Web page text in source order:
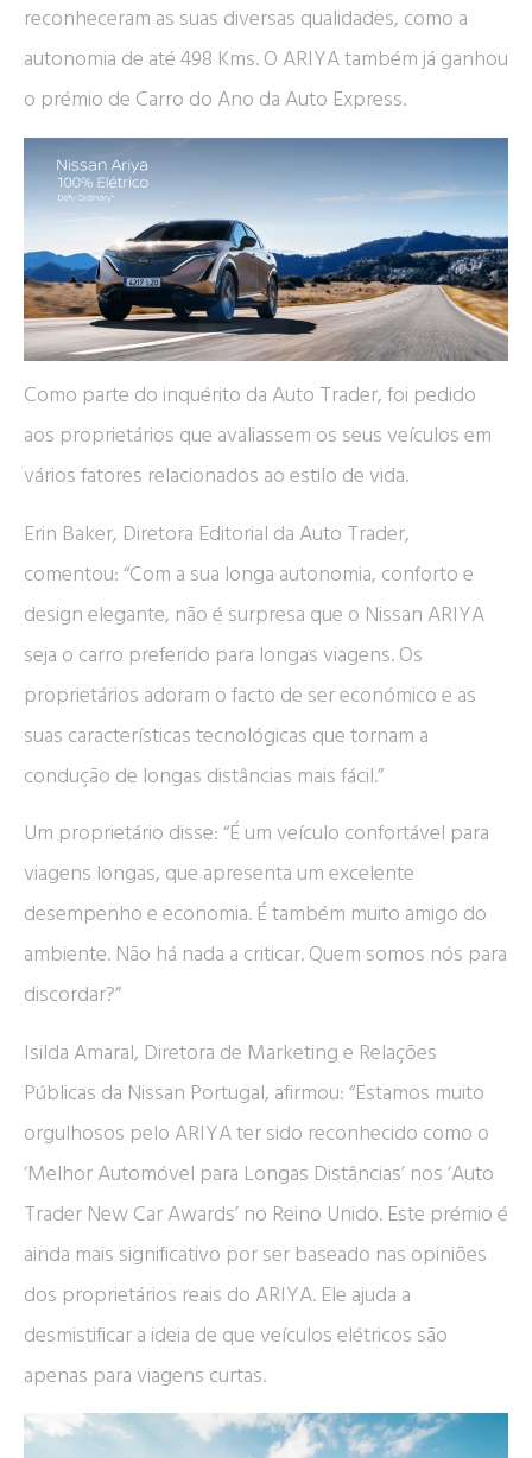
reconheceram as suas diversas qualidades, como a
autonomia de até 498 Kms. O ARIYA também já ganhou
o prémio de Carro do Ano da Auto Express.
Como parte do inquérito da Auto Trader, foi pedido
aos proprietários que avaliassem os seus veículos em
vários fatores relacionados ao estilo de vida.
Erin Baker, Diretora Editorial da Auto Trader,
comentou: “Com a sua longa autonomia, conforto e
design elegante, não é surpresa que o Nissan ARIYA
seja o carro preferido para longas viagens. Os
proprietários adoram o facto de ser económico e as
suas características tecnológicas que tornam a
condução de longas distâncias mais fácil.”
Um proprietário disse: “É um veículo confortável para
viagens longas, que apresenta um excelente
desempenho e economia. É também muito amigo do
ambiente. Não há nada a criticar. Quem somos nós para
discordar?”
Isilda Amaral, Diretora de Marketing e Relações
Públicas da Nissan Portugal, afirmou: “Estamos muito
orgulhosos pelo ARIYA ter sido reconhecido como o
‘Melhor Automóvel para Longas Distâncias’ nos ‘Auto
Trader New Car Awards’ no Reino Unido. Este prémio é
ainda mais significativo por ser baseado nas opiniões
dos proprietários reais do ARIYA. Ele ajuda a
desmistificar a ideia de que veículos elétricos são
apenas para viagens curtas.